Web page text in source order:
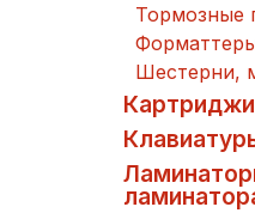
Тормозные
Шестерни,